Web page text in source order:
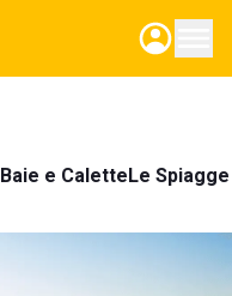
Baie e CaletteLe